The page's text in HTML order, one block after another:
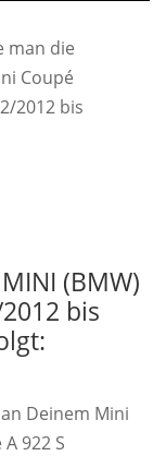
man die
Coupé
2012 bis
(BMW)
bis
Deinem Mini
922 S